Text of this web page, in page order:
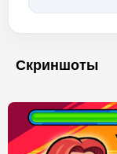
Скриншоты